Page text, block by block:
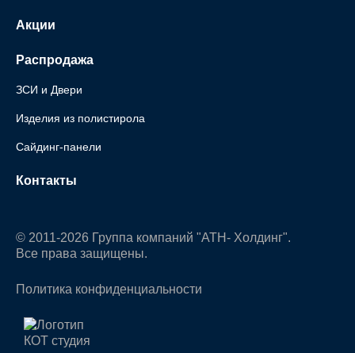
Акции
Распродажа
ЗСИ и Двери
Изделия из полистирола
Сайдинг-панели
Контакты
© 2011-2026 Группа компаний "АТН- Холдинг".
Все права защищены.
Политика конфиденциальности